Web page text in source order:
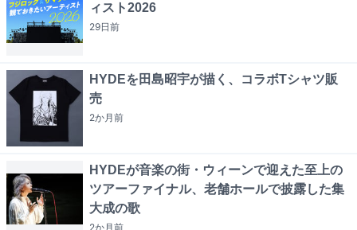
ィスト2026
29日前
HYDEを田島昭宇が描く、コラボTシャツ販
売
2か月前
HYDEが音楽の街・ウィーンで迎えた至上の
ツアーファイナル、老舗ホールで披露した集
大成の歌
2か月前